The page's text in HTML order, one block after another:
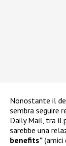
Nonostante il
sembra seguire
Daily Mail, tra il
sarebbe una
benefits”